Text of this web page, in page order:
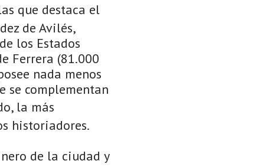
que destaca el
de Avilés,
los Estados
Ferrera (81.000
nada menos
se complementan
la más
historiadores.
de la ciudad y